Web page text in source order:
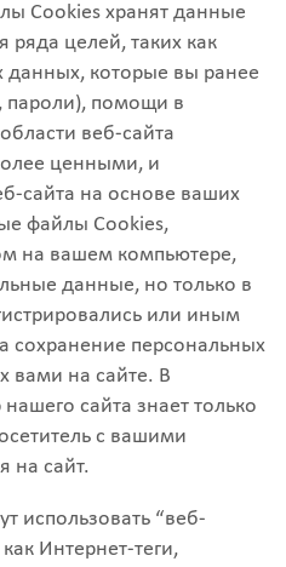
Cookies хранят данные
целей, таких как
данных, которые вы ранее
пароли), помощи в
веб-сайта
ценными, и
сайта на основе ваших
файлы Cookies,
на вашем компьютере,
данные, но только в
или иным
сохранение персональных
вами на сайте. В
сайта знает только
с вашими
на сайт.
использовать “веб-
Интернет-теги,